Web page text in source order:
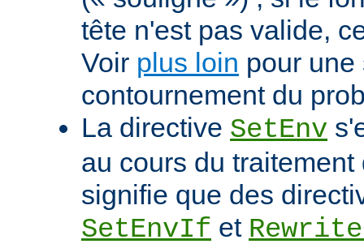
tête n'est pas valide,
Voir plus loin pour
contournement du
La directive SetEnv
au cours du
signifie que des
SetEnvIf et